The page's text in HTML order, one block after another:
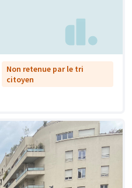
Non retenue par le tri
citoyen